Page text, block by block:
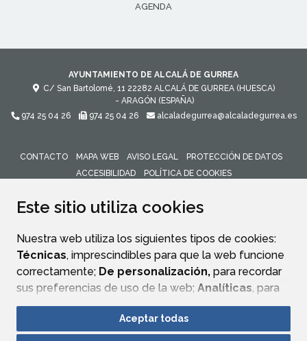
Este sitio utiliza cookies
Nuestra web utiliza los siguientes tipos de cookies:
Técnicas, imprescindibles para que la web funcione
correctamente; De personalización, para recordar
sus preferencias de uso de la web; Analíticas, para
mejorar el funcionamiento de la web y sus servicios.
Si acepta pulsando el botón“Aceptar todas”
Aceptar todas
AGENDA
AYUNTAMIENTO DE ALCALÁ DE GURREA
C/ San Bartolomé, 11 22282 ALCALÁ DE GURREA (HUESCA)
- ARAGÓN (ESPAÑA)
974 25 04 26
974 25 04 26 alcaladegurrea@alcaladegurrea.es
CONTACTO MAPA WEB AVISO LEGAL
PROTECCIÓN DE DATOS
ACCESIBILIDAD
POLÍTICA DE COOKIES